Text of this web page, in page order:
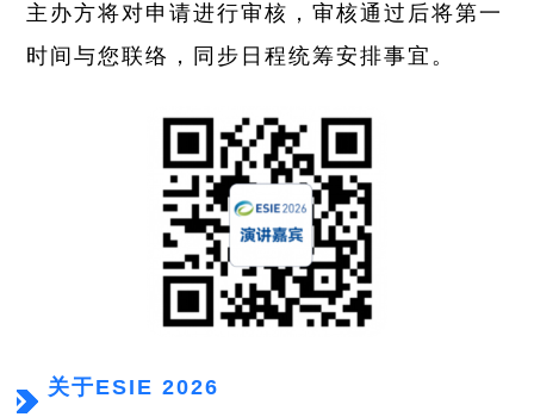
主办方将对申请进行审核，审核通过后将第一
时间与您联络，同步日程统筹安排事宜。
关于ESIE 2026